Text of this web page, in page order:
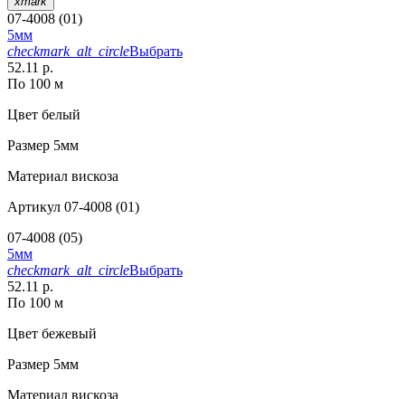
07-4008 (01)
5мм
checkmark_alt_circleВыбрать
52.11 р.
По 100 м
Цвет белый
Размер 5мм
Материал вискоза
Артикул 07-4008 (01)
07-4008 (05)
5мм
checkmark_alt_circleВыбрать
52.11 р.
По 100 м
Цвет бежевый
Размер 5мм
Материал вискоза